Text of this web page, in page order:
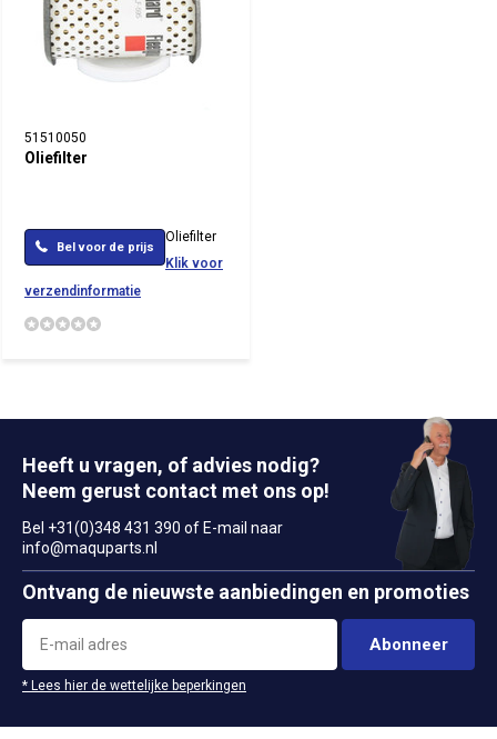
51510050
Oliefilter
Bel voor de prijs
Oliefilter
Klik voor
verzendinformatie
Heeft u vragen, of advies nodig?
Neem gerust contact met ons op!
Bel +31(0)348 431 390 of E-mail naar
info@maquparts.nl
Ontvang de nieuwste aanbiedingen en promoties
Abonneer
* Lees hier de wettelijke beperkingen